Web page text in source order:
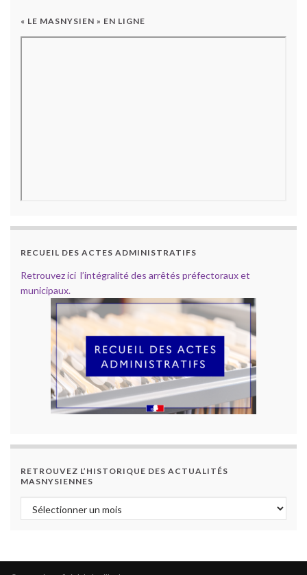
« LE MASNYSIEN » EN LIGNE
RECUEIL DES ACTES ADMINISTRATIFS
Retrouvez ici l’intégralité des arrêtés préfectoraux et
municipaux.
RETROUVEZ L’HISTORIQUE DES ACTUALITÉS
MASNYSIENNES
Retrouvez l’historique des actualités masnysiennes